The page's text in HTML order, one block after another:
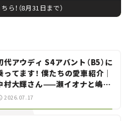
ら！（8月31日まで）
代アウディ S4アバント（B5）に
ってます！ 僕たちの愛車紹介｜
村大輝さん——瀬イオナと嶋田
之の「クルマでざっくばらんば
2026.07.17